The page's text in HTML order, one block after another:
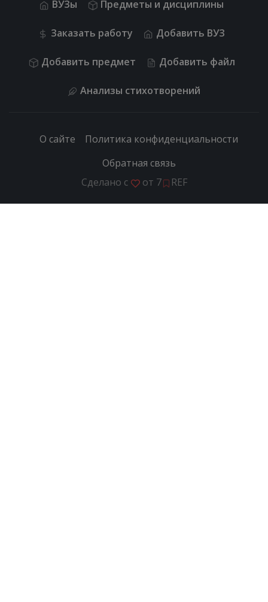
ВУЗы Предметы и дисциплины
Заказать работу Добавить ВУЗ
Добавить предмет Добавить файл
Анализы стихотворений
О сайте
Политика конфиденциальности
Обратная связь
Сделано с
от 7 REF